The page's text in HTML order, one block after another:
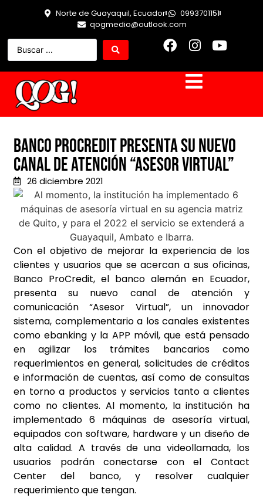
Norte de Guayaquil, Ecuador
0993701151
qogmedio@outlook.com
Banco ProCredit presenta su nuevo
canal de atención “Asesor Virtual”
26 diciembre 2021
Con el objetivo de mejorar la experiencia de los
clientes y usuarios que se acercan a sus oficinas,
Banco ProCredit, el banco alemán en Ecuador,
presenta su nuevo canal de atención y
comunicación “Asesor Virtual”, un innovador
sistema, complementario a los canales existentes
como ebanking y la APP móvil, que está pensado
en agilizar los trámites bancarios como
requerimientos en general, solicitudes de créditos
e información de cuentas, así como de consultas
en torno a productos y servicios tanto a clientes
como no clientes. Al momento, la institución ha
implementado 6 máquinas de asesoría virtual,
equipados con software, hardware y un diseño de
alta calidad. A través de una videollamada, los
usuarios podrán conectarse con el Contact
Center del banco, y resolver cualquier
requerimiento que tengan.